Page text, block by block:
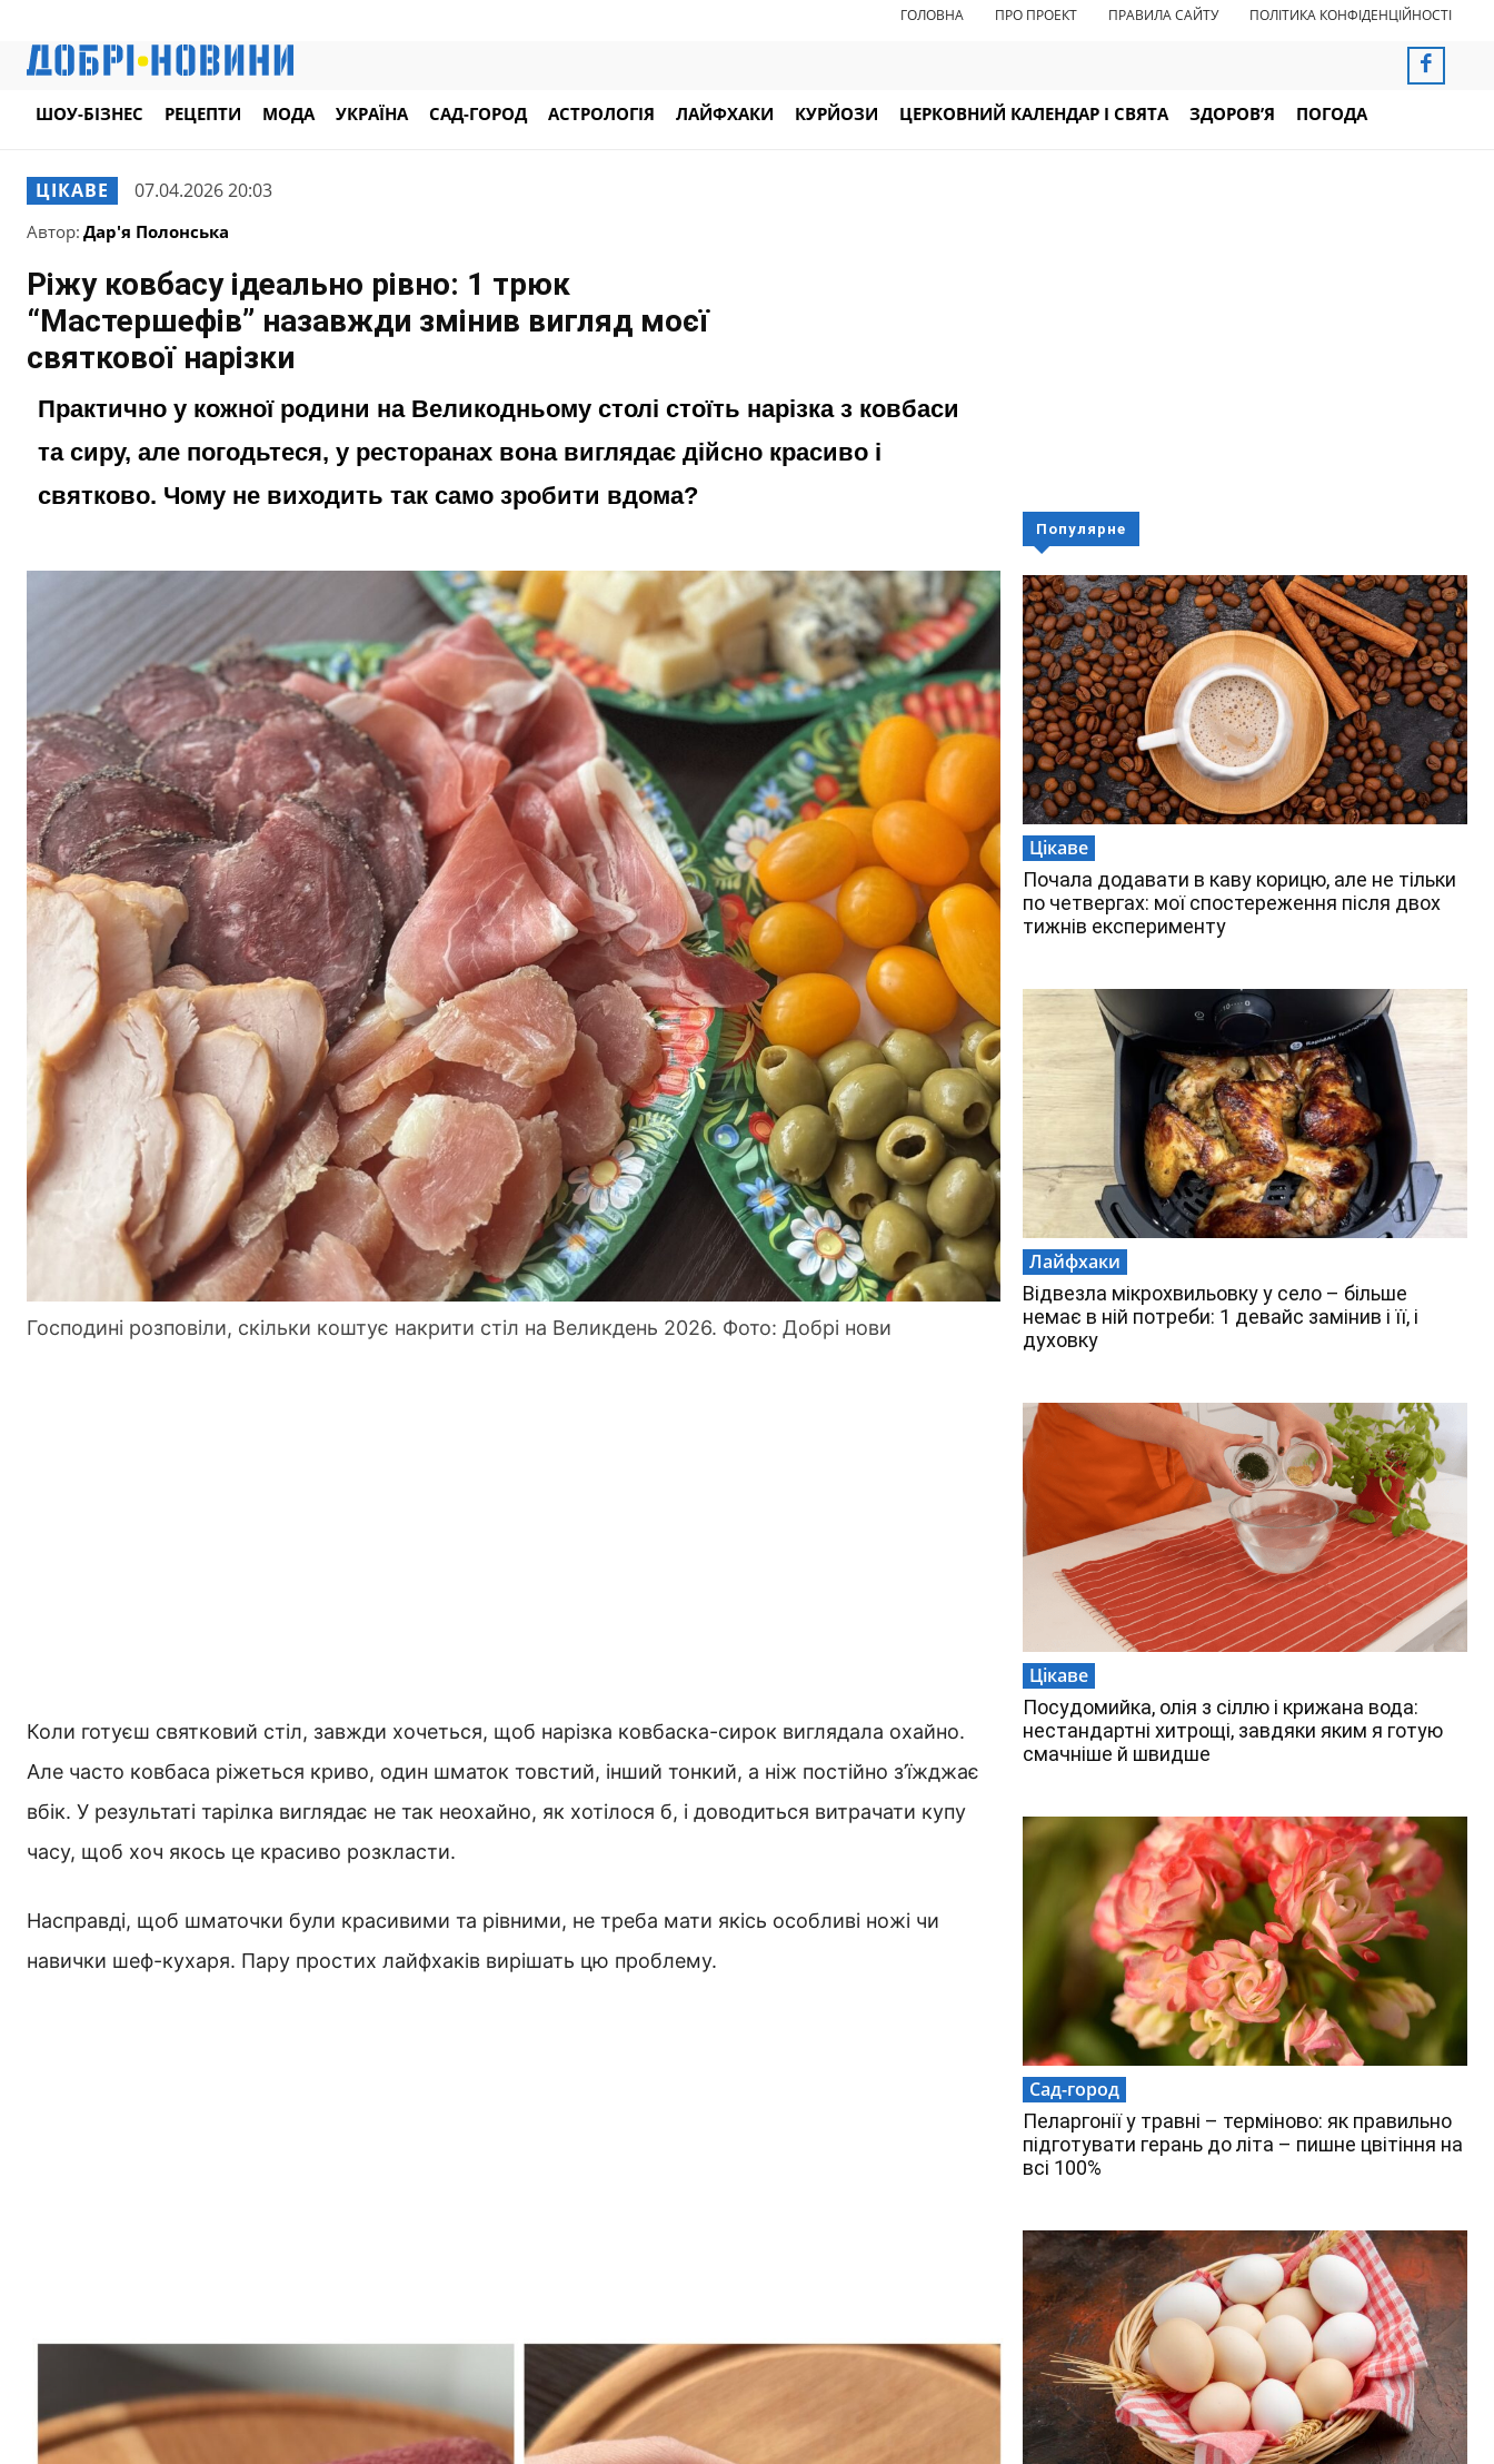
ГОЛОВНА ПРО ПРОЕКТ ПРАВИЛА САЙТУ ПОЛІТИКА КОНФІДЕНЦІЙНОСТІ
ШОУ-БІЗНЕС РЕЦЕПТИ МОДА УКРАЇНА САД-ГОРОД АСТРОЛОГІЯ ЛАЙФХАКИ КУРЙОЗИ ЦЕРКОВНИЙ КАЛЕНДАР І СВЯТА ЗДОРОВ’Я ПОГОДА
ЦІКАВЕ 07.04.2026 20:03
Автор: Дар'я Полонська
Ріжу ковбасу ідеально рівно: 1 трюк
“Мастершефів” назавжди змінив вигляд моєї
святкової нарізки
Практично у кожної родини на Великодньому столі стоїть нарізка з ковбаси
та сиру, але погодьтеся, у ресторанах вона виглядає дійсно красиво і
святково. Чому не виходить так само зробити вдома?
Господині розповіли, скільки коштує накрити стіл на Великдень 2026. Фото: Добрі нови
Коли готуєш святковий стіл, завжди хочеться, щоб нарізка ковбаска-сирок виглядала охайно.
Але часто ковбаса ріжеться криво, один шматок товстий, інший тонкий, а ніж постійно з’їжджає
вбік. У результаті тарілка виглядає не так неохайно, як хотілося б, і доводиться витрачати купу
часу, щоб хоч якось це красиво розкласти.
Насправді, щоб шматочки були красивими та рівними, не треба мати якісь особливі ножі чи
навички шеф-кухаря. Пару простих лайфхаків вирішать цю проблему.
Популярне
Цікаве
Почала додавати в каву корицю, але не тільки
по четвергах: мої спостереження після двох
тижнів експерименту
Лайфхаки
Відвезла мікрохвильовку у село – більше
немає в ній потреби: 1 девайс замінив і її, і
духовку
Цікаве
Посудомийка, олія з сіллю і крижана вода:
нестандартні хитрощі, завдяки яким я готую
смачніше й швидше
Сад-город
Пеларгонії у травні – терміново: як правильно
підготувати герань до літа – пишне цвітіння на
всі 100%